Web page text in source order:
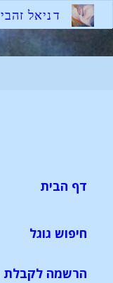
דניאל זהבי
דף הבית
חיפוש גוגל
הרשמה לקבלת